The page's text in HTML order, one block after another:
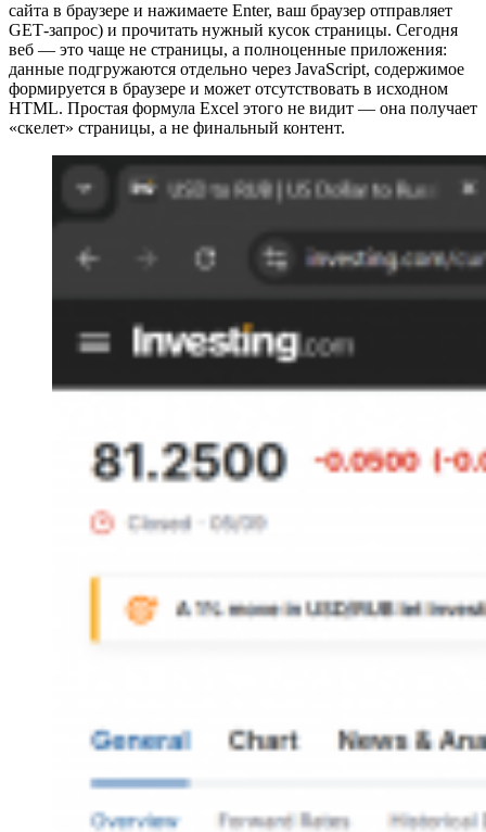
сайта в браузере и нажимаете Enter, ваш браузер отправляет
GET‑запрос) и прочитать нужный кусок страницы. Сегодня
веб — это чаще не страницы, а полноценные приложения:
данные подгружаются отдельно через JavaScript, содержимое
формируется в браузере и может отсутствовать в исходном
HTML. Простая формула Excel этого не видит — она получает
«скелет» страницы, а не финальный контент.